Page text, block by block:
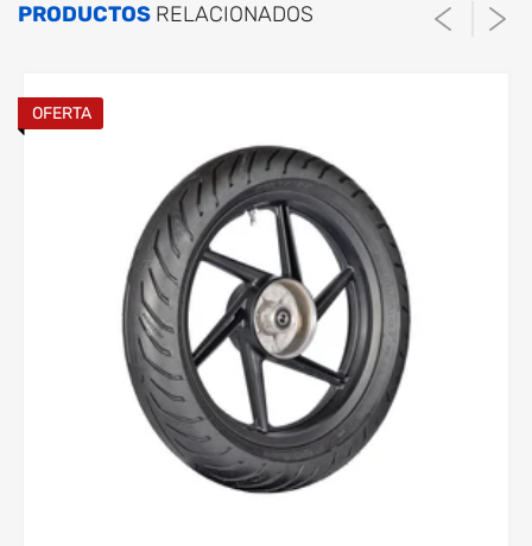
El tiempo de procesamiento es de 1
hora una vez verificado el pago.
PRODUCTOS RELACIONADOS
OFERTA